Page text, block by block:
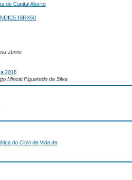
de Capital Aberto
IBRX50
Junior
2018
Minotti Figueredo da Silva
do Ciclo de Vida de